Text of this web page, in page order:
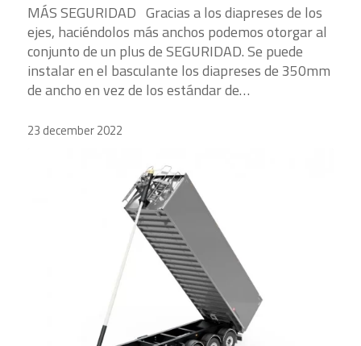
MÁS SEGURIDAD Gracias a los diapreses de los
ejes, haciéndolos más anchos podemos otorgar al
conjunto de un plus de SEGURIDAD. Se puede
instalar en el basculante los diapreses de 350mm
de ancho en vez de los estándar de…
23 december 2022